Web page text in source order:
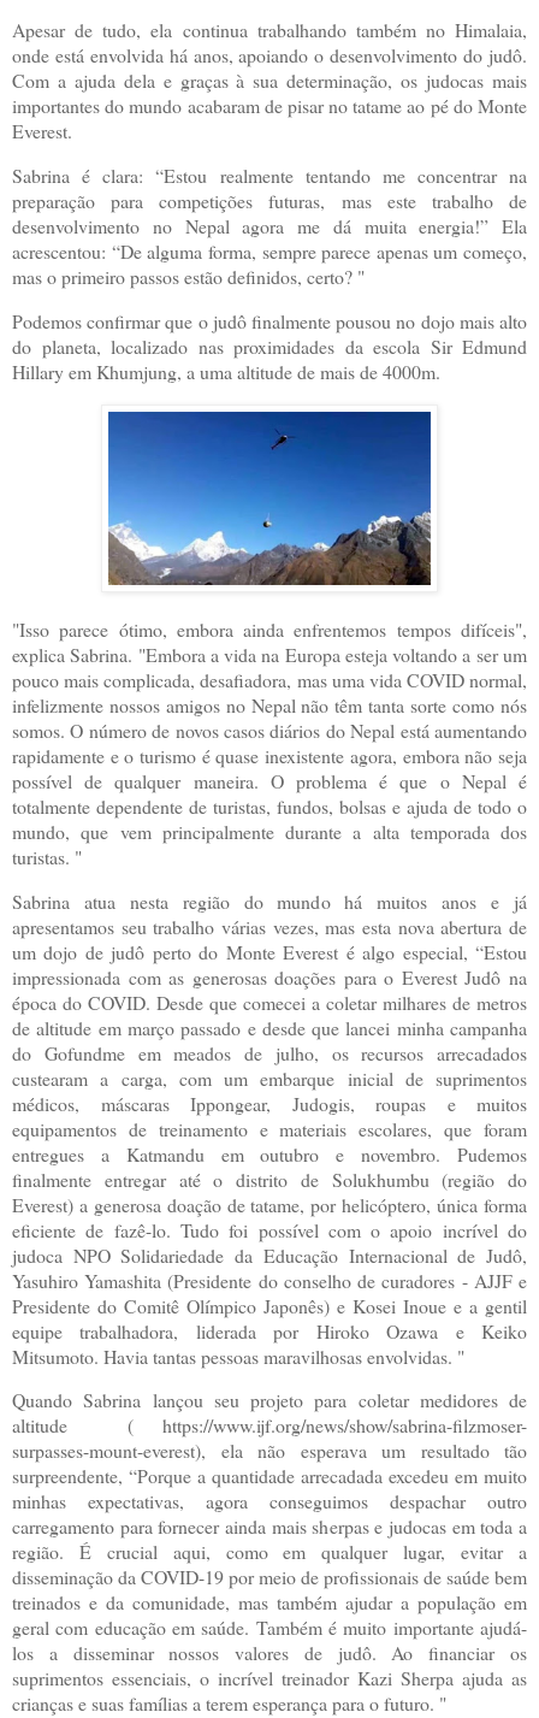
Apesar de tudo, ela continua trabalhando também no Himalaia,
onde está envolvida há anos, apoiando o desenvolvimento do judô.
Com a ajuda dela e graças à sua determinação, os judocas mais
importantes do mundo acabaram de pisar no tatame ao pé do Monte
Everest.
Sabrina é clara: “Estou realmente tentando me concentrar na
preparação para competições futuras, mas este trabalho de
desenvolvimento no Nepal agora me dá muita energia!” Ela
acrescentou: “De alguma forma, sempre parece apenas um começo,
mas o primeiro passos estão definidos, certo? "
Podemos confirmar que o judô finalmente pousou no dojo mais alto
do planeta, localizado nas proximidades da escola Sir Edmund
Hillary em Khumjung, a uma altitude de mais de 4000m.
"Isso parece ótimo, embora ainda enfrentemos tempos difíceis",
explica Sabrina. "Embora a vida na Europa esteja voltando a ser um
pouco mais complicada, desafiadora, mas uma vida COVID normal,
infelizmente nossos amigos no Nepal não têm tanta sorte como nós
somos. O número de novos casos diários do Nepal está aumentando
rapidamente e o turismo é quase inexistente agora, embora não seja
possível de qualquer maneira. O problema é que o Nepal é
totalmente dependente de turistas, fundos, bolsas e ajuda de todo o
mundo, que vem principalmente durante a alta temporada dos
turistas. "
Sabrina atua nesta região do mundo há muitos anos e já
apresentamos seu trabalho várias vezes, mas esta nova abertura de
um dojo de judô perto do Monte Everest é algo especial, “Estou
impressionada com as generosas doações para o Everest Judô na
época do COVID. Desde que comecei a coletar milhares de metros
de altitude em março passado e desde que lancei minha campanha
do Gofundme em meados de julho, os recursos arrecadados
custearam a carga, com um embarque inicial de suprimentos
médicos, máscaras Ippongear, Judogis, roupas e muitos
equipamentos de treinamento e materiais escolares, que foram
entregues a Katmandu em outubro e novembro. Pudemos
finalmente entregar até o distrito de Solukhumbu (região do
Everest) a generosa doação de tatame, por helicóptero, única forma
eficiente de fazê-lo. Tudo foi possível com o apoio incrível do
judoca NPO Solidariedade da Educação Internacional de Judô,
Yasuhiro Yamashita (Presidente do conselho de curadores - AJJF e
Presidente do Comitê Olímpico Japonês) e Kosei Inoue e a gentil
equipe trabalhadora, liderada por Hiroko Ozawa e Keiko
Mitsumoto. Havia tantas pessoas maravilhosas envolvidas. "
Quando Sabrina lançou seu projeto para coletar medidores de
altitude ( https://www.ijf.org/news/show/sabrina-filzmoser-
surpasses-mount-everest), ela não esperava um resultado tão
surpreendente, “Porque a quantidade arrecadada excedeu em muito
minhas expectativas, agora conseguimos despachar outro
carregamento para fornecer ainda mais sherpas e judocas em toda a
região. É crucial aqui, como em qualquer lugar, evitar a
disseminação da COVID-19 por meio de profissionais de saúde bem
treinados e da comunidade, mas também ajudar a população em
geral com educação em saúde. Também é muito importante ajudá-
los a disseminar nossos valores de judô. Ao financiar os
suprimentos essenciais, o incrível treinador Kazi Sherpa ajuda as
crianças e suas famílias a terem esperança para o futuro. "